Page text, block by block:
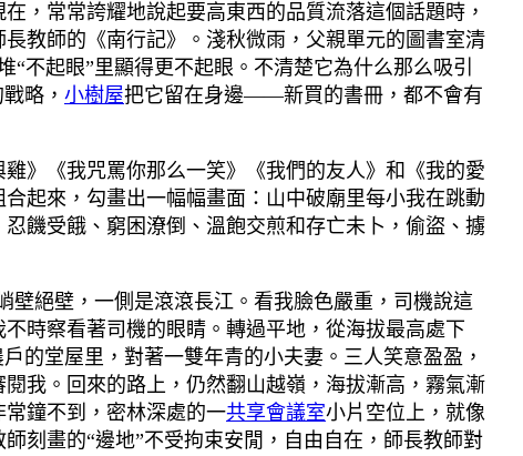
，常常誇耀地說起要高東西的品質流落這個話題時，
長教師的《南行記》。淺秋微雨，父親單元的圖書室清
不起眼”里顯得更不起眼。不清楚它為什么那么吸引
略， 小樹屋把它留在身邊——新買的書冊，都不會有
》《我咒罵你那么一笑》《我們的友人》和《我的愛
起來，勾畫出一幅幅畫面：山中破廟里每小我在跳動
饑受餓、窮困潦倒、溫飽交煎和存亡未卜，偷盜、擄
壁絕壁，一側是滾滾長江。看我臉色嚴重，司機說這
時察看著司機的眼睛。轉過平地，從海拔最高處下
的堂屋里，對著一雙年青的小夫妻。三人笑意盈盈，
我。回來的路上，仍然翻山越嶺，海拔漸高，霧氣漸
鐘不到，密林深處的一共享會議室小片空位上，就像
刻畫的“邊地”不受拘束安閒，自由自在，師長教師對